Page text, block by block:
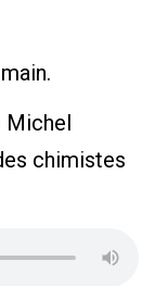
Michel
chimistes